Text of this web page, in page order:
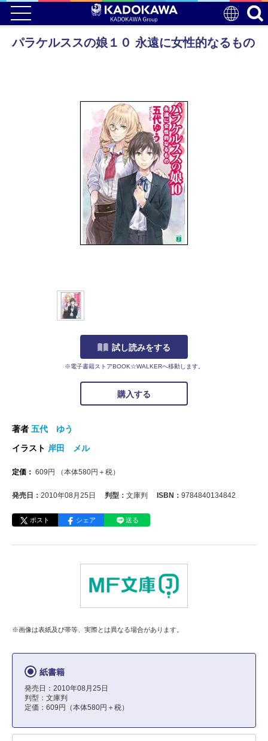
パラケルススの娘１０ 永遠に女性的なるもの
試し読みをする
※電子書籍ストアBOOK☆WALKERへ移動します。
購入する
著者 五代 ゆう
イラスト 岸田 メル
定価： 609 円 （本体580円＋税）
発売日： 2010年08月25日 判型： 文庫判 ISBN： 9784840134842
ポスト シェア 送る
※画像は表紙及び帯等、実際とは異なる場合があります。
紙書籍
発売日：2010年08月25日
判型：文庫判
定価：609円（本体580円＋税）